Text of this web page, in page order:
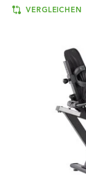
VERGLEICHEN